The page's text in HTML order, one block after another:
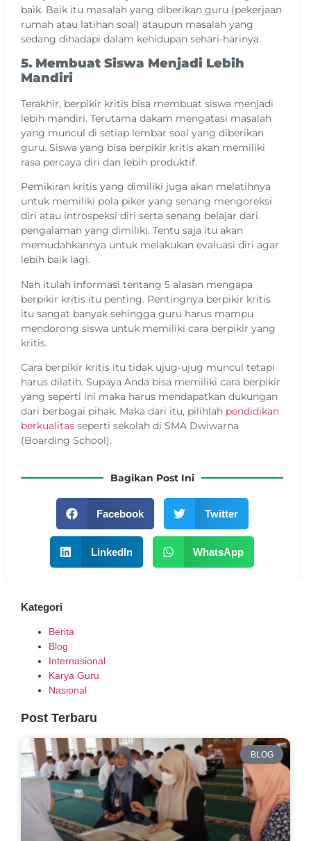
baik. Baik itu masalah yang diberikan guru (pekerjaan
rumah atau latihan soal) ataupun masalah yang
sedang dihadapi dalam kehidupan sehari-harinya.
5. Membuat Siswa Menjadi Lebih
Mandiri
Terakhir, berpikir kritis bisa membuat siswa menjadi
lebih mandiri. Terutama dakam mengatasi masalah
yang muncul di setiap lembar soal yang diberikan
guru. Siswa yang bisa berpikir kritis akan memiliki
rasa percaya diri dan lebih produktif.
Pemikiran kritis yang dimiliki juga akan melatihnya
untuk memiliki pola piker yang senang mengoreksi
diri atau introspeksi diri serta senang belajar dari
pengalaman yang dimiliki. Tentu saja itu akan
memudahkannya untuk melakukan evaluasi diri agar
lebih baik lagi.
Nah itulah informasi tentang 5 alasan mengapa
berpikir kritis itu penting. Pentingnya berpikir kritis
itu sangat banyak sehingga guru harus mampu
mendorong siswa untuk memiliki cara berpikir yang
kritis.
Cara berpikir kritis itu tidak ujug-ujug muncul tetapi
harus dilatih. Supaya Anda bisa memiliki cara berpikir
yang seperti ini maka harus mendapatkan dukungan
dari berbagai pihak. Maka dari itu, pilihlah pendidikan
berkualitas seperti sekolah di SMA Dwiwarna
(Boarding School).
Bagikan Post Ini
Facebook Twitter
LinkedIn WhatsApp
Kategori
Berita
Blog
Internasional
Karya Guru
Nasional
Post Terbaru
BLOG